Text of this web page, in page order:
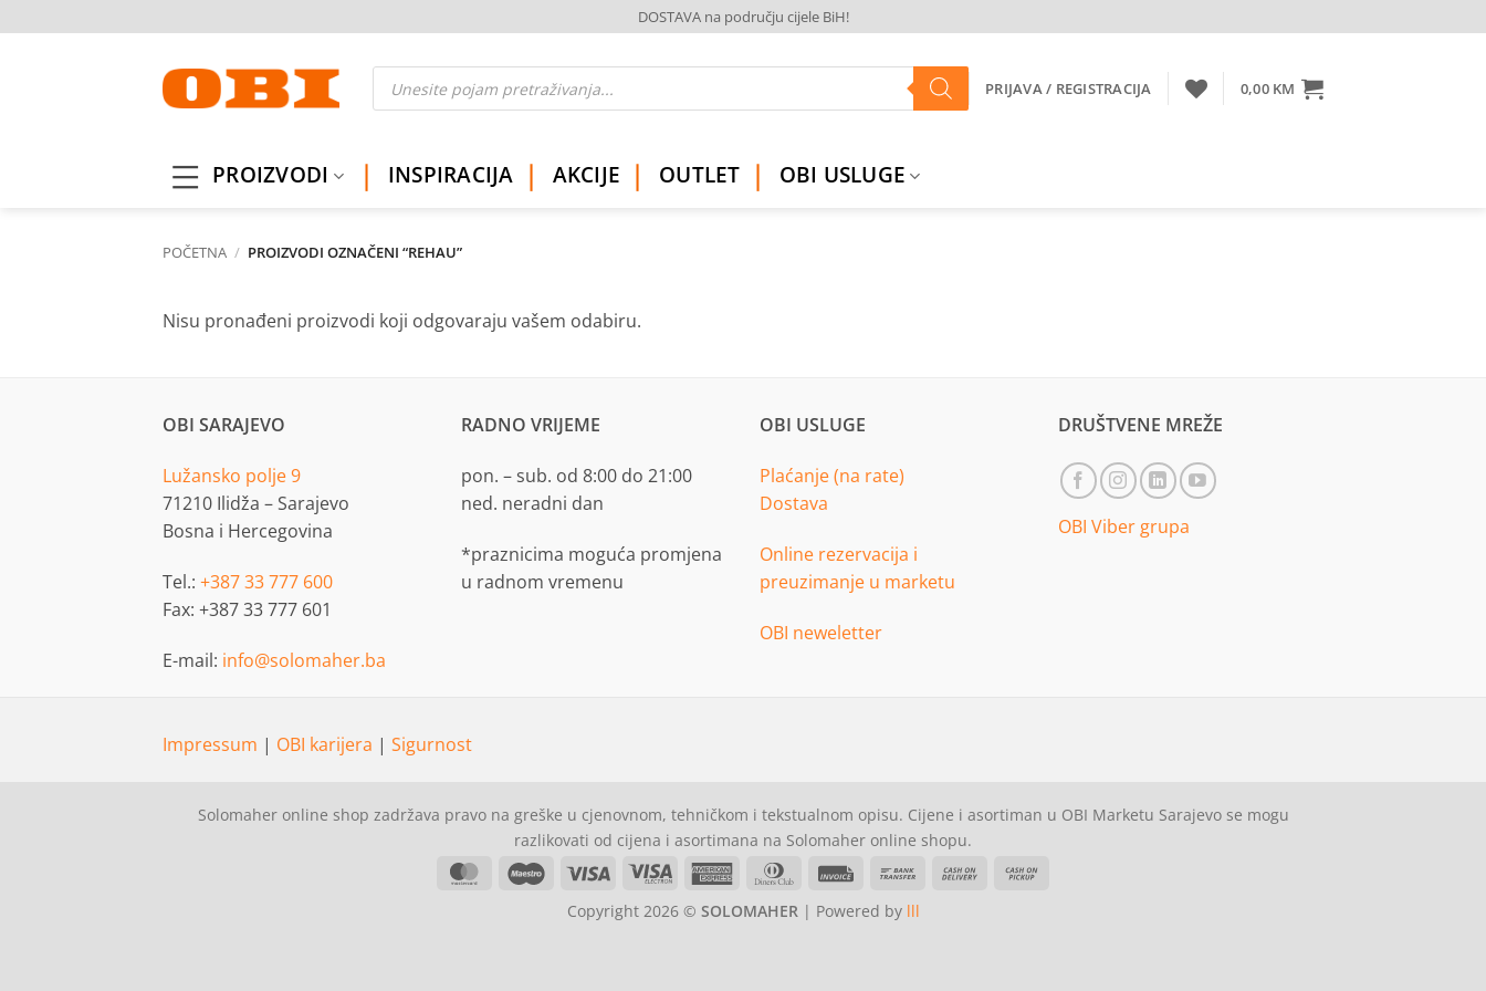
to
DOSTAVA na području cijele BiH!
Products
search PRIJAVA / REGISTRACIJA 0,00 KM
PROIZVODI INSPIRACIJA AKCIJE OUTLET OBI USLUGE
POČETNA / PROIZVODI OZNAČENI “REHAU”
Nisu pronađeni proizvodi koji odgovaraju vašem odabiru.
OBI SARAJEVO
Lužansko polje 9
71210 Ilidža – Sarajevo
Bosna i Hercegovina
Tel.: +387 33 777 600
Fax: +387 33 777 601
E-mail: info@solomaher.ba
RADNO VRIJEME
pon. – sub. od 8:00 do 21:00
ned. neradni dan
*praznicima moguća promjena
u radnom vremenu
OBI USLUGE
Plaćanje (na rate)
Dostava
Online rezervacija i
preuzimanje u marketu
OBI neweletter
DRUŠTVENE MREŽE
OBI Viber grupa
Impressum | OBI karijera | Sigurnost
Solomaher online shop zadržava pravo na greške u cjenovnom, tehničkom i tekstualnom opisu. Cijene i asortiman u OBI Marketu Sarajevo se mogu
razlikovati od cijena i asortimana na Solomaher online shopu.
MasterCardMaestro Visa
Visa
American Dinners
Invoice
Bank
Cash
Copyright 2026 © SOLOMAHER| Powered by lll